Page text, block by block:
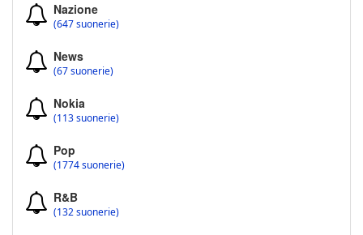
Nazione
(647 suonerie)
News
(67 suonerie)
Nokia
(113 suonerie)
Pop
(1774 suonerie)
R&B
(132 suonerie)